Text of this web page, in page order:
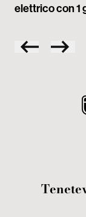
elettrico con 1